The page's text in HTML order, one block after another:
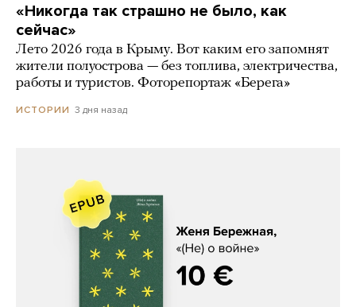
«Никогда так страшно не было, как
сейчас»
Лето 2026 года в Крыму. Вот каким его запомнят
жители полуострова — без топлива, электричества,
работы и туристов. Фоторепортаж «Берега»
ИСТОРИИ 3 дня назад